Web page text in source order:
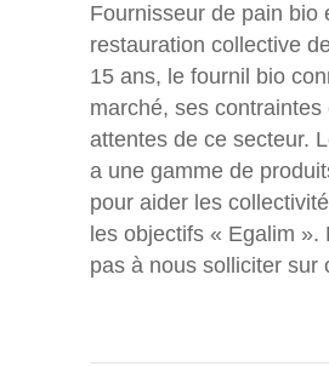
Fournisseur de pain bio
restauration collective
15 ans, le fournil bio
marché, ses contraintes
attentes de ce secteur.
a une gamme de
pour aider les
les objectifs « Egalim ».
pas à nous solliciter sur